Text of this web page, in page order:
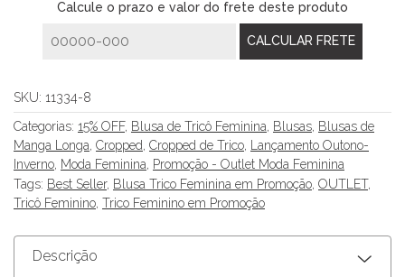
Calcule o prazo e valor do frete deste produto
SKU: 11334-8
Categorias: 15% OFF, Blusa de Tricô Feminina, Blusas, Blusas de
Manga Longa, Cropped, Cropped de Trico, Lançamento Outono-
Inverno, Moda Feminina, Promoção - Outlet Moda Feminina
Tags: Best Seller, Blusa Trico Feminina em Promoção, OUTLET,
Tricô Feminino, Trico Feminino em Promoção
Descrição